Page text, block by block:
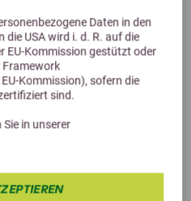
Daten in den
die USA wird i. d. R. auf die
EU-Kommission gestützt oder
Framework
Kommission), sofern die
sind.
in unserer